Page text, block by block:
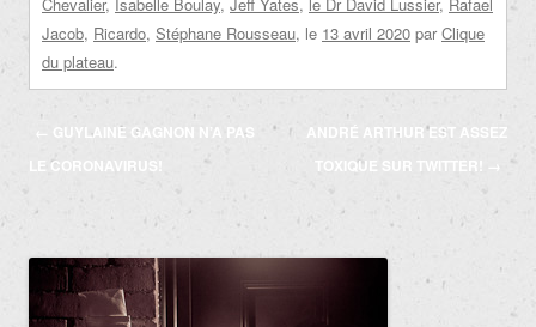
Jacob, Ricardo, Stéphane Rousseau, le 13 avril 2020 par Clique
du plateau.
Navigation
des
←
GUYLAINE GAGNON N’A PAS
LE CORONAVIRUS!
ANDRÉ ARTHUR EST ASSEZ
TOXIQUE SUR TWITTER!
→